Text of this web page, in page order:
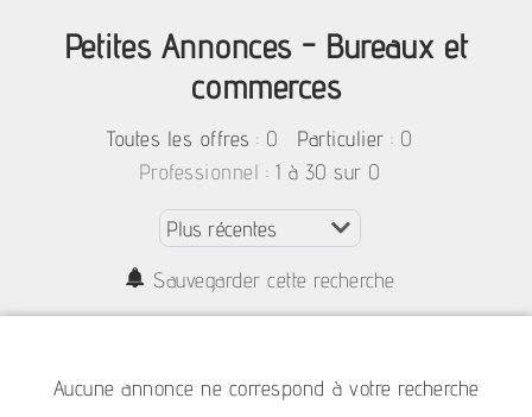
Petites Annonces - Bureaux et
commerces
Toutes les offres : 0 Particulier : 0
Professionnel : 1 à 30 sur 0
Sauvegarder cette recherche
Aucune annonce ne correspond à votre recherche